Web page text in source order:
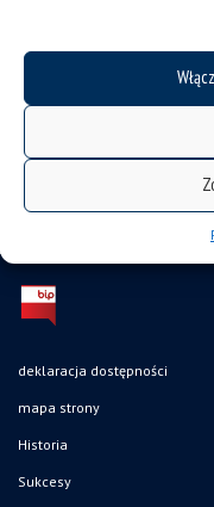
deklaracja dostępności
mapa strony
Historia
Sukcesy